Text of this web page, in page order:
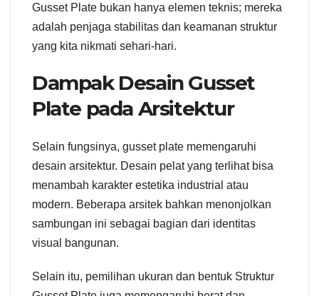
Gusset Plate bukan hanya elemen teknis; mereka
adalah penjaga stabilitas dan keamanan struktur
yang kita nikmati sehari-hari.
Dampak Desain Gusset
Plate pada Arsitektur
Selain fungsinya, gusset plate memengaruhi
desain arsitektur. Desain pelat yang terlihat bisa
menambah karakter estetika industrial atau
modern. Beberapa arsitek bahkan menonjolkan
sambungan ini sebagai bagian dari identitas
visual bangunan.
Selain itu, pemilihan ukuran dan bentuk Struktur